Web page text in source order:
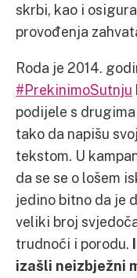
skrbi, kao i
provođenja
Roda je 2014.
#PrekinimoSutnju
podijele s
tako da napišu
tekstom. U
da se se o lošem
jedino bitno da je
veliki broj
trudnoći i porodu.
izašli neizbježni